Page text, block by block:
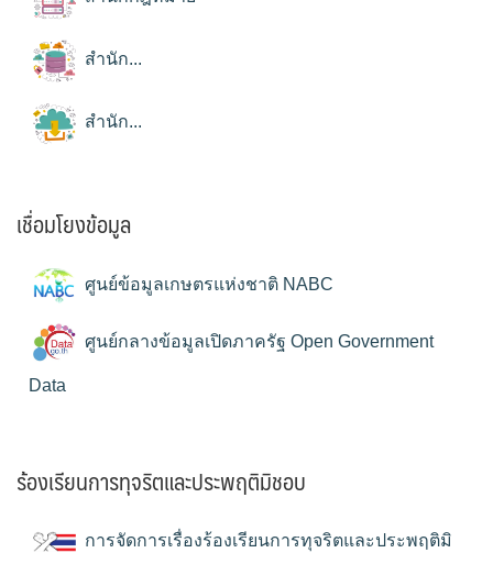
สำนัก...
สำนัก...
เชื่อมโยงข้อมูล
ศูนย์ข้อมูลเกษตรแห่งชาติ NABC
ศูนย์กลางข้อมูลเปิดภาครัฐ Open Government
Data
ร้องเรียนการทุจริตและประพฤติมิชอบ
การจัดการเรื่องร้องเรียนการทุจริตและประพฤติมิ